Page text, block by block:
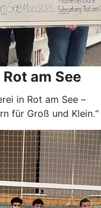
am See
in Rot am See –
für Groß und Klein.“